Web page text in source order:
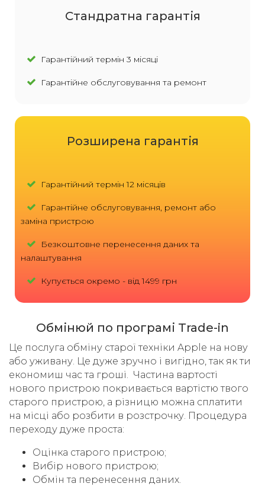
Cтандратна гарантія
Гарантійний термін 3 місяці
Гарантійне обслуговування та ремонт
Розширена гарантія
Гарантійний термін 12 місяців
Гарантійне обслуговування, ремонт або
заміна пристрою
Безкоштовне перенесення даних та
налаштування
Купується окремо - від 1499 грн
Обмінюй по програмі Trade-in
Це послуга обміну старої техніки Apple на нову
або уживану. Це дуже зручно і вигідно, так як ти
економиш час та гроші. Частина вартості
нового пристрою покривається вартістю твого
старого пристрою, а різницю можна сплатити
на місці або розбити в розстрочку. Процедура
переходу дуже проста:
Оцінка старого пристрою;
Вибір нового пристрою;
Обмін та перенесення даних.